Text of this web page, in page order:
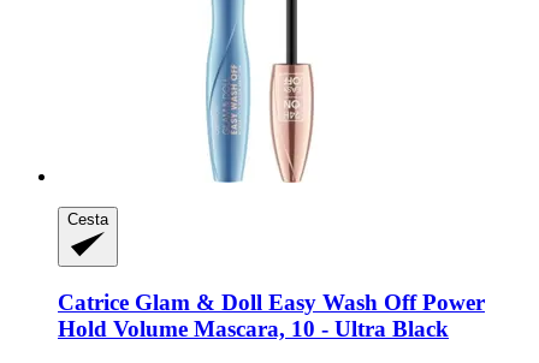
Cesta
Catrice Glam & Doll Easy Wash Off Power
Hold Volume Mascara, 10 -​ Ultra Black